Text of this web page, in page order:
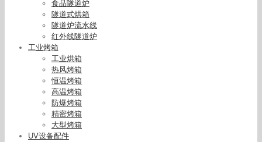
食品隧道炉
隧道式烘箱
隧道炉流水线
红外线隧道炉
工业烤箱
工业烘箱
热风烤箱
恒温烤箱
高温烤箱
防爆烤箱
精密烤箱
大型烤箱
UV设备配件
LED牙科光固化机树脂光固化灯齿科设备口腔光敏